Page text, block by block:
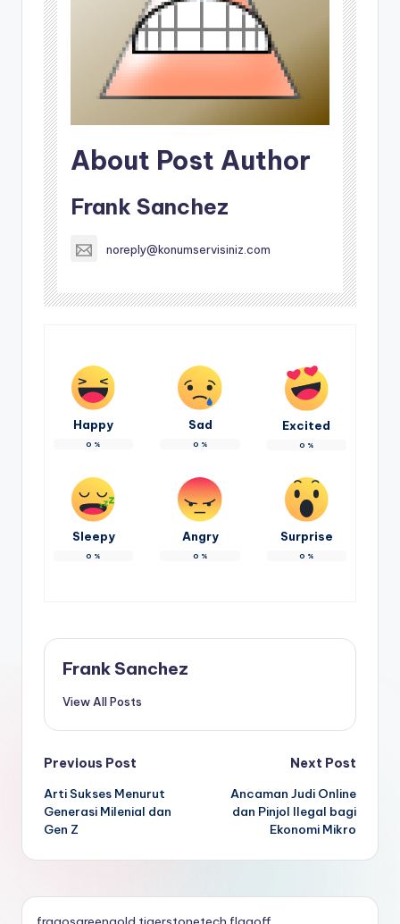
About Post Author
Frank Sanchez
noreply@konumservisiniz.com
Happy
0 %
Sad
0 %
Excited
0 %
Sleepy
0 %
Angry
0 %
Surprise
0 %
Frank Sanchez
View All Posts
Post
navigation
Previous Post
Arti Sukses Menurut
Generasi Milenial dan
Gen Z
Next Post
Ancaman Judi Online
dan Pinjol Ilegal bagi
Ekonomi Mikro